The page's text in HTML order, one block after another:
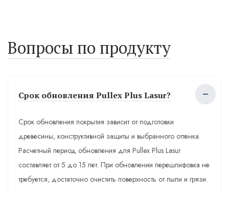
Вопросы по продукту
Срок обновления Pullex Plus Lasur?
Срок обновления покрытия зависит от подготовки
древесины, конструктивной защиты и выбранного оттенка.
Расчетный период обновления для Pullex Plus Lasur
составляет от 5 до 15 лет. При обновлении перешлифовка не
требуется, достаточно очистить поверхность от пыли и грязи.